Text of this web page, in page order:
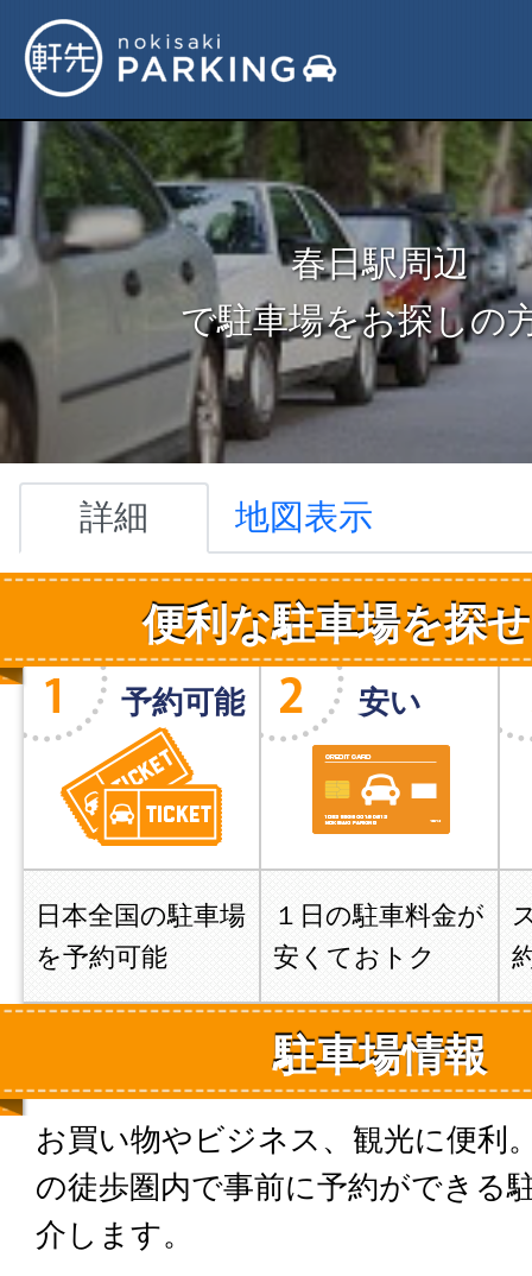
春日駅周辺
で駐車場をお探しの
詳細 地図表示
便利な駐車場を探
予約可能
日本全国の駐車場
を予約可能
安い
１日の駐車料金が
安くておトク
駐車場情報
お買い物やビジネス、観光に便利
の徒歩圏内で事前に予約ができる
介します。